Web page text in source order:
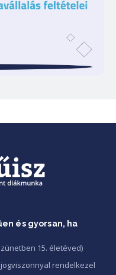
és gyorsan, ha
15. életéved)
rendelkezel